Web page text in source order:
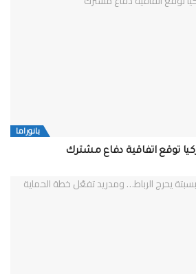
بانوراما
توقع اتفاقية دفاع مشترك